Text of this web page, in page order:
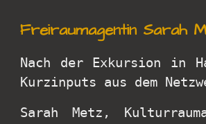
Freiraumagentin Sarah
Nach der Exkursion in
Kurzinputs aus dem
Sarah Metz,